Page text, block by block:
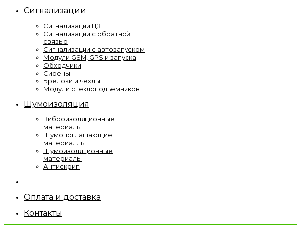
Сигнализации
Сигнализации ЦЗ
Сигнализации с обратной
связью
Сигнализации с автозапуском
Модули GSM, GPS и запуска
Обходчики
Сирены
Брелоки и чехлы
Модули стеклоподьемников
Шумоизоляция
Виброизоляционные
материалы
Шумопоглащающие
материаллы
Шумоизоляционные
материалы
Антискрип
Оплата и доставка
Контакты